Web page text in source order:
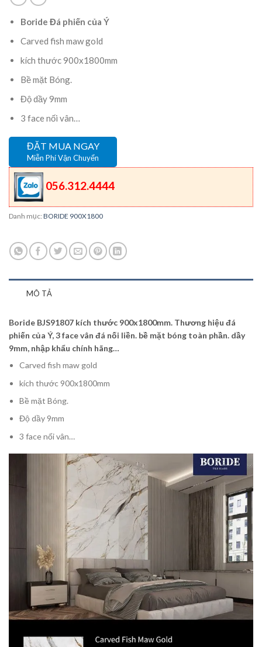
Boride Đá phiến của Ý
Carved fish maw gold
kích thước 900x1800mm
Bề mặt Bóng.
Độ dầy 9mm
3 face nối vân…
ĐẶT MUA NGAY
Miễn Phí Vận Chuyển
056.312.4444
Danh mục: BORIDE 900X1800
MÔ TẢ
Boride BJS91807 kích thước 900x1800mm. Thương hiệu đá
phiến của Ý, 3 face vân đá nối liền. bề mặt bóng toàn phần. dầy
9mm, nhập khẩu chính hãng…
Carved fish maw gold
kích thước 900x1800mm
Bề mặt Bóng.
Độ dầy 9mm
3 face nối vân…